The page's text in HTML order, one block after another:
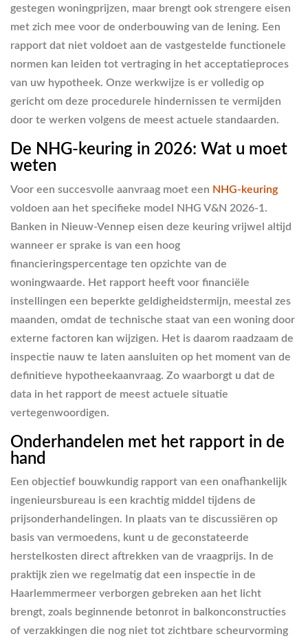
gestegen woningprijzen, maar brengt ook strengere eisen
met zich mee voor de onderbouwing van de lening. Een
rapport dat niet voldoet aan de vastgestelde functionele
normen kan leiden tot vertraging in het acceptatieproces
van uw hypotheek. Onze werkwijze is er volledig op
gericht om deze procedurele hindernissen te vermijden
door te werken volgens de meest actuele standaarden.
De NHG-keuring in 2026: Wat u moet
weten
Voor een succesvolle aanvraag moet een NHG-keuring
voldoen aan het specifieke model NHG V&N 2026-1.
Banken in Nieuw-Vennep eisen deze keuring vrijwel altijd
wanneer er sprake is van een hoog
financieringspercentage ten opzichte van de
woningwaarde. Het rapport heeft voor financiële
instellingen een beperkte geldigheidstermijn, meestal zes
maanden, omdat de technische staat van een woning door
externe factoren kan wijzigen. Het is daarom raadzaam de
inspectie nauw te laten aansluiten op het moment van de
definitieve hypotheekaanvraag. Zo waarborgt u dat de
data in het rapport de meest actuele situatie
vertegenwoordigen.
Onderhandelen met het rapport in de
hand
Een objectief bouwkundig rapport van een onafhankelijk
ingenieursbureau is een krachtig middel tijdens de
prijsonderhandelingen. In plaats van te discussiëren op
basis van vermoedens, kunt u de geconstateerde
herstelkosten direct aftrekken van de vraagprijs. In de
praktijk zien we regelmatig dat een inspectie in de
Haarlemmermeer verborgen gebreken aan het licht
brengt, zoals beginnende betonrot in balkonconstructies
of verzakkingen die nog niet tot zichtbare scheurvorming